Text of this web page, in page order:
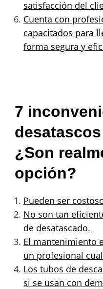
satisfacción del
Cuenta con
capacitados para
forma segura y
7
¿Son
opción?
Pueden ser
No son tan
de desatascado.
El mantenimiento
un profesional
Los tubos de
si se usan con